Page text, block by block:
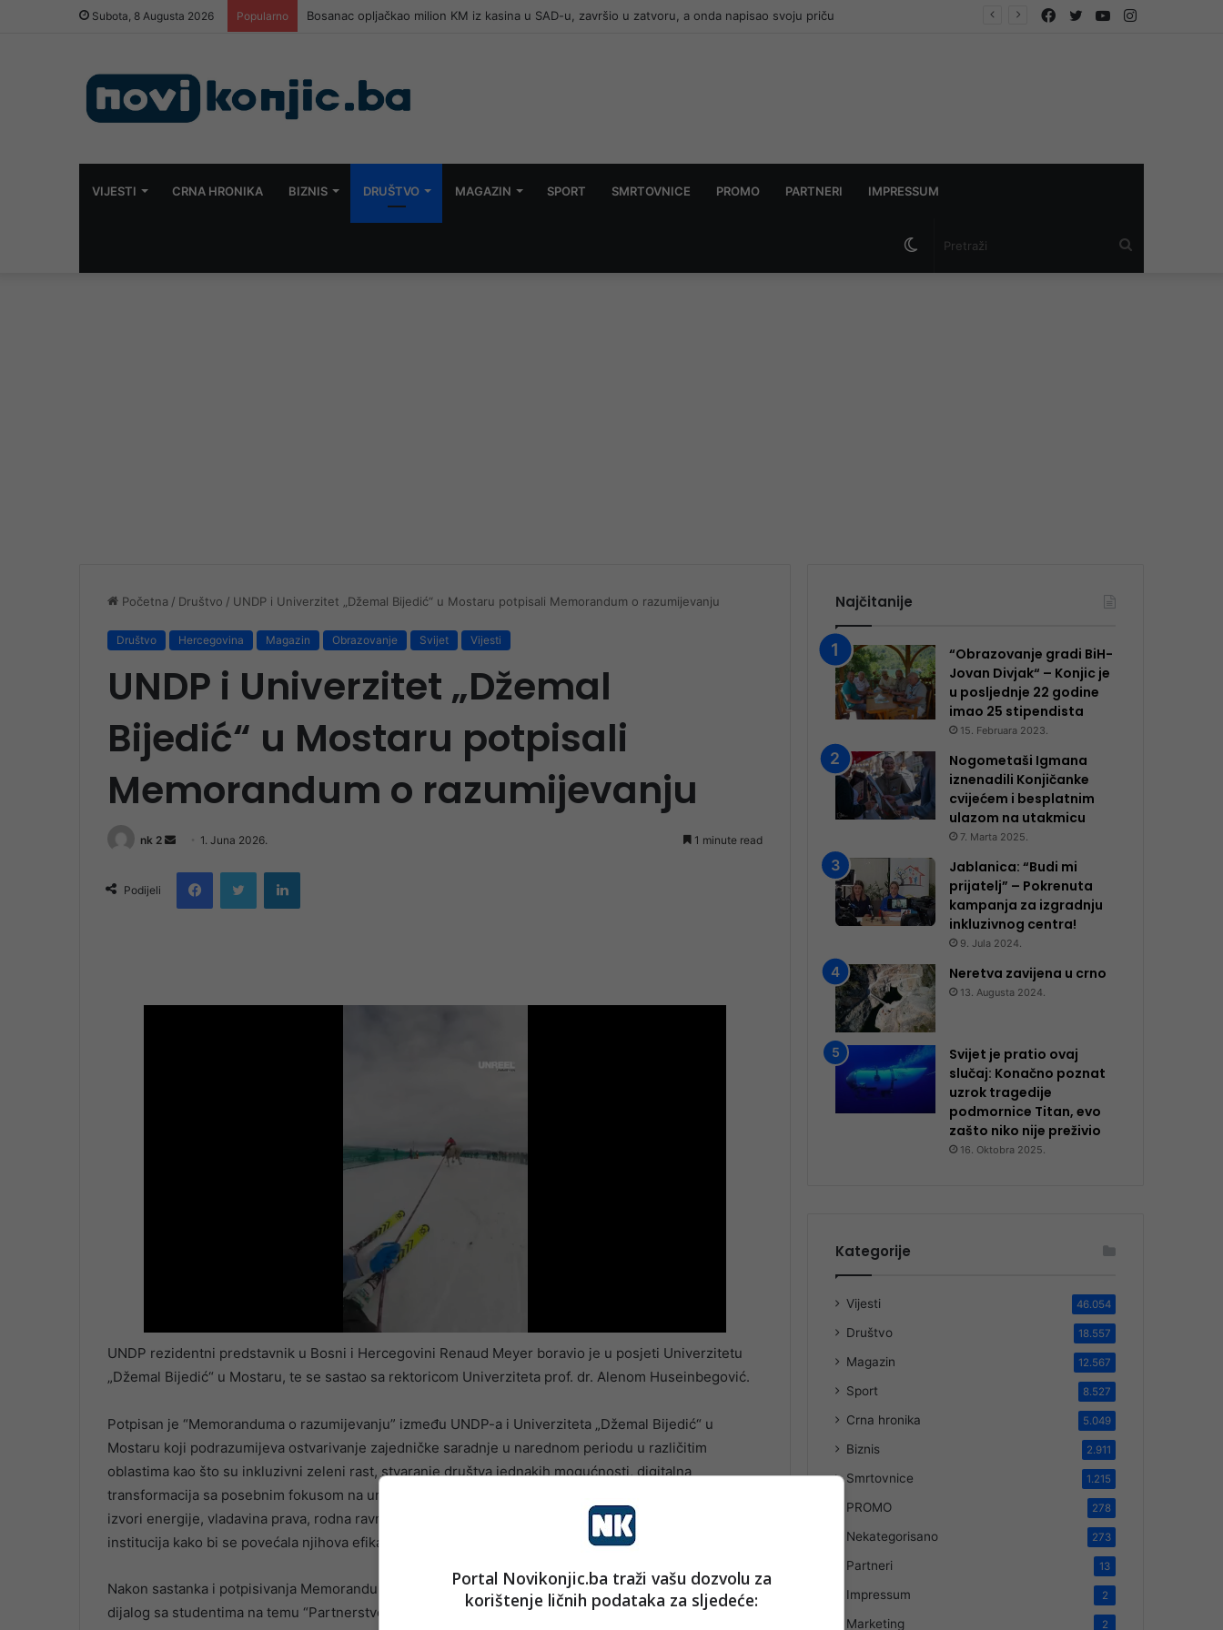
Subota, 8 Augusta 2026 Popularno Bosanac opljačkao milion KM iz kasina u SAD-u, završio u zatvoru, a onda napisao svoju priču Instagram
YouTube
Twitter
Facebook
VIJESTI CRNA HRONIKA BIZNIS DRUŠTVO MAGAZIN SPORT SMRTOVNICE PROMO PARTNERI IMPRESSUM
Switch
Početna / Društvo / UNDP i Univerzitet „Džemal Bijedić“ u Mostaru potpisali Memorandum o razumijevanju
Društvo Hercegovina Magazin Obrazovanje Svijet Vijesti
UNDP i Univerzitet „Džemal
Bijedić“ u Mostaru potpisali
Memorandum o razumijevanju
nk 2
Send
email
1. Juna 2026. 1 minute read
Podijeli
FacebookTwitter LinkedIn
UNDP rezidentni predstavnik u Bosni i Hercegovini Renaud Meyer boravio je u posjeti Univerzitetu
„Džemal Bijedić“ u Mostaru, te se sastao sa rektoricom Univerziteta prof. dr. Alenom Huseinbegović.
Potpisan je “Memoranduma o razumijevanju” između UNDP-a i Univerziteta „Džemal Bijedić“ u
Mostaru koji podrazumijeva ostvarivanje zajedničke saradnje u narednom periodu u različitim
oblastima kao što su inkluzivni zeleni rast, stvaranje društva jednakih mogućnosti, digitalna
transformacija sa posebnim fokusom na umjetnu inteligenciju, energetska efikasnost i obnovljivi
izvori energije, vladavina prava, rodna ravnopravnost i podrška jačanju lokalnih uprava i njihovih
institucija kako bi se povećala njihova efikasnost i odgovornost.
Nakon sastanka i potpisivanja Memoranduma, rezidentni predstavnik Meyer održao je predavanje uz
dijalog sa studentima na temu “Partnerstvo za budućnost – dijalog studenata i rezidentnog
Najčitanije
“Obrazovanje gradi BiH-
Jovan Divjak“ – Konjic je
u posljednje 22 godine
imao 25 ​​stipendista
15. Februara 2023.
Nogometaši Igmana
iznenadili Konjičanke
cvijećem i besplatnim
ulazom na utakmicu
7. Marta 2025.
Jablanica: “Budi mi
prijatelj” – Pokrenuta
kampanja za izgradnju
inkluzivnog centra!
9. Jula 2024.
Neretva zavijena u crno
13. Augusta 2024.
Svijet je pratio ovaj
slučaj: Konačno poznat
uzrok tragedije
podmornice Titan, evo
zašto niko nije preživio
16. Oktobra 2025.
Kategorije
Vijesti 46.054
Društvo 18.557
Magazin 12.567
Sport 8.527
Crna hronika 5.049
Biznis 2.911
Smrtovnice 1.215
PROMO 278
Nekategorisano 273
Partneri 13
Impressum 2
Marketing 2
Portal Novikonjic.ba traži vašu dozvolu za
korištenje ličnih podataka za sljedeće: